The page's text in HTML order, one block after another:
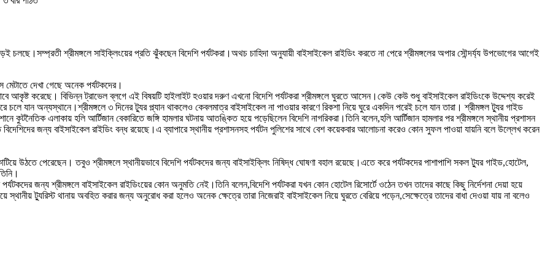
চলছে।সম্প্রতী শ্রীমঙ্গলে সাইক্লিংয়ের প্রতি ঝুঁকছেন বিদেশি পর্যটকরা।অথচ চাহিদা অনুযায়ী বাইসাইকেল রাইডিং করতে না পেরে শ্রীমঙ্গলের অপার সৌন্দর্য্য উপভোগের আগেই
মেটাতে দেখা গেছে অনেক পর্যটকদের।
আকৃষ্ট করেছে। বিভিন্ন ট্রাভেল ব্লগে এই বিষয়টি হাইলাইট হওয়ার দরুণ এখনো বিদেশি পর্যটকরা শ্রীমঙ্গলে ঘুরতে আসেন।কেউ কেউ শুধু বাইসাইকেল রাইডিংকে উদ্দেশ্য করেই
যান অন্যস্থানে।শ্রীমঙ্গলে ৩ দিনের ট্যুর প্ল্যান থাকলেও কেবলমাত্র বাইসাইকেল না পাওয়ার কারণে রিকশা নিয়ে ঘুরে একদিন পরেই চলে যান তারা। শ্রীমঙ্গল ট্যুর গাইড
কুটনৈতিক এলাকায় হলি আর্টিজান বেকারিতে জঙ্গি হামলার ঘটনায় আতঙ্কিত হয়ে পড়েছিলেন বিদেশি নাগরিকরা।তিনি বলেন,হলি আর্টিজান হামলার পর শ্রীমঙ্গলে স্থানীয় প্রশাসন
বিদেশিদের জন্য বাইসাইকেল রাইডিং বন্ধ রয়েছে।এ ব্যাপারে স্থানীয় প্রশাসনসহ পর্যটন পুলিশের সাথে বেশ কয়েকবার আলোচনা করেও কোন সুফল পাওয়া যায়নি বলে উল্লেখ করেন
উঠতে পেরেছেন। তবুও শ্রীমঙ্গলে স্থানীয়ভাবে বিদেশি পর্যটকদের জন্য বাইসাইক্লিং নিষিদ্ধ ঘোষণা বহাল রয়েছে।এতে করে পর্যটকদের পাশাপাশি সকল ট্যুর গাইড,হোটেল,
জন্য শ্রীমঙ্গলে বাইসাইকেল রাইডিংয়ের কোন অনুমতি নেই।তিনি বলেন,বিদেশি পর্যটকরা যখন কোন হোটেল রিসোর্টে ওঠেন তখন তাদের কাছে কিছু নির্দেশনা দেয়া হয়ে
স্থানীয় ট্যুরিস্ট থানায় অবহিত করার জন্য অনুরোধ করা হলেও অনেক ক্ষেত্রে তারা নিজেরাই বাইসাইকেল নিয়ে ঘুরতে বেরিয়ে পড়েন,সেক্ষেত্রে তাদের বাধা দেওয়া যায় না বলেও